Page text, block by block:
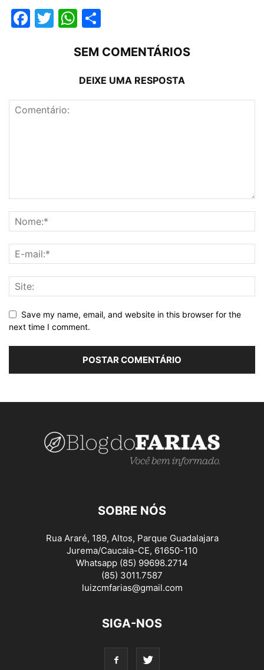
Facebook
TwitterWhatsApp
SEM COMENTÁRIOS
DEIXE UMA RESPOSTA
Save my name, email, and website in this browser for the
next time I comment.
SOBRE NÓS
Rua Araré, 189, Altos, Parque Guadalajara
Jurema/Caucaia-CE, 61650-110
Whatsapp (85) 99698.2714
(85) 3011.7587
luizcmfarias@gmail.com
SIGA-NOS